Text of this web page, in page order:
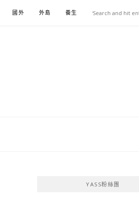
國外 外島 養生 伴手禮
YASS粉絲團